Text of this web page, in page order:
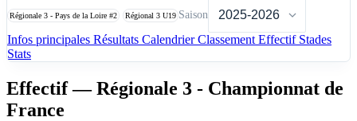
Régionale 3 - Pays de la Loire #2 Régional 3 U19 Saison
Infos principales Résultats CalendrierClassement Effectif Stades
Stats
Effectif — Régionale 3 - Championnat de
France